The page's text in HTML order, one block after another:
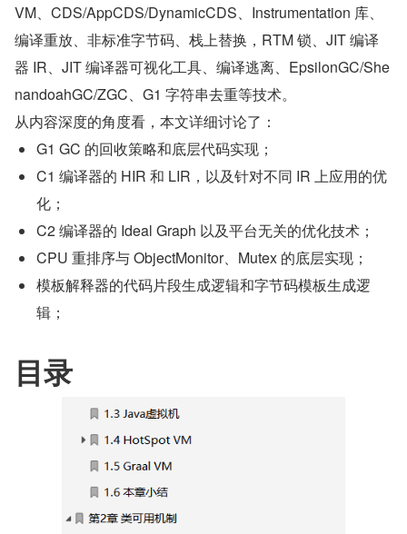
VM、CDS/AppCDS/DynamicCDS、Instrumentation 库、
编译重放、非标准字节码、栈上替换，RTM 锁、JIT 编译
器 IR、JIT 编译器可视化工具、编译逃离、EpsilonGC/She
nandoahGC/ZGC、G1 字符串去重等技术。
从内容深度的角度看，本文详细讨论了：
G1 GC 的回收策略和底层代码实现；
C1 编译器的 HIR 和 LIR，以及针对不同 IR 上应用的优
化；
C2 编译器的 Ideal Graph 以及平台无关的优化技术；
CPU 重排序与 ObjectMonitor、Mutex 的底层实现；
模板解释器的代码片段生成逻辑和字节码模板生成逻
辑；
目录